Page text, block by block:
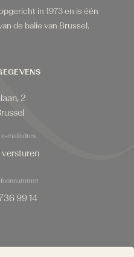
in 1973 en is één
de balie van Brussel.
2
e-mailadres
versturen
99 14